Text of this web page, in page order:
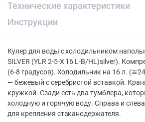
Технические характеристики
Инструкции
Кулер для воды с холодильником
SILVER (YLR 2-5-X 16 L-B/HL)silver).
(6-8 градусов). Холодильник на 16 л.
— бежевый с серебристой вставкой.
кружкой. Сзади есть два тумблера,
холодную и горячую воду. Справа и
для крепления стаканодержателя.